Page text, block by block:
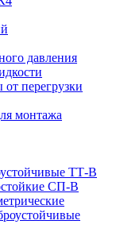
давления
перегрузки
монтажа
ТТ-В
СП-В